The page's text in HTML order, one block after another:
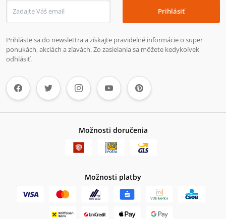
Prihlásiť
Prihláste sa do newslettra a získajte pravidelné informácie o super
ponukách, akciách a zľavách. Zo zasielania sa môžete kedykoľvek
odhlásiť.
Možnosti doručenia
Možnosti platby